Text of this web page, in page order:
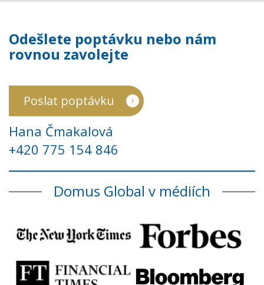
Odešlete poptávku nebo nám
rovnou zavolejte
Poslat poptávku
Hana Čmakalová
+420 775 154 846
Domus Global v médiích